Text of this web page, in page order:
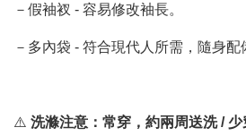
－假袖衩 - 容易修改袖長。
－多內袋 - 符合現代人所需，隨身配
⚠️ 洗滌注意：常穿，約兩周送洗 /